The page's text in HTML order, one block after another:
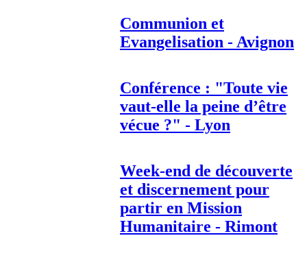
Communion et
Evangelisation - Avignon
Conférence : "Toute vie
vaut-elle la peine d’être
vécue ?" - Lyon
Week-end de découverte
et discernement pour
partir en Mission
Humanitaire - Rimont